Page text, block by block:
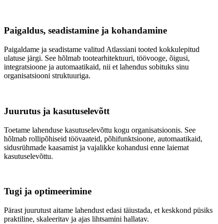
Paigaldus, seadistamine ja kohandamine
Paigaldame ja seadistame valitud Atlassiani tooted kokkulepitud
ulatuse järgi. See hõlmab tootearhitektuuri, töövooge, õigusi,
integratsioone ja automaatikaid, nii et lahendus sobituks sinu
organisatsiooni struktuuriga.
Juurutus ja kasutuselevõtt
Toetame lahenduse kasutuselevõttu kogu organisatsioonis. See
hõlmab rollipõhiseid töövaateid, põhifunktsioone, automaatikaid,
sidusrühmade kaasamist ja vajalikke kohandusi enne laiemat
kasutuselevõttu.
Tugi ja optimeerimine
Pärast juurutust aitame lahendust edasi täiustada, et keskkond püsiks
praktiline, skaleeritav ja ajas lihtsamini hallatav.